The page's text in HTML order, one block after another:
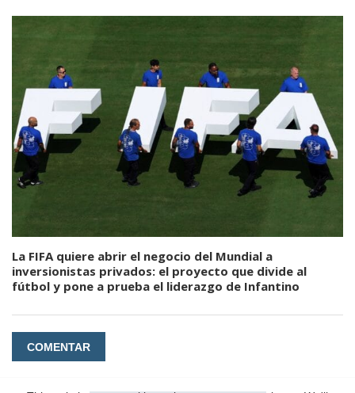
La FIFA quiere abrir el negocio del Mundial a
inversionistas privados: el proyecto que divide al
fútbol y pone a prueba el liderazgo de Infantino
COMENTAR